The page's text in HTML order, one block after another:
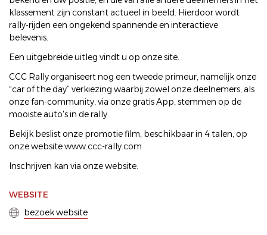
klassement zijn constant actueel in beeld. Hierdoor wordt
rally-rijden een ongekend spannende en interactieve
belevenis.
Een uitgebreide uitleg vindt u op onze site.
CCC Rally organiseert nog een tweede primeur, namelijk onze
“car of the day” verkiezing waarbij zowel onze deelnemers, als
onze fan-community, via onze gratis App, stemmen op de
mooiste auto's in de rally.
Bekijk beslist onze promotie film, beschikbaar in 4 talen, op
onze website www.ccc-rally.com
Inschrijven kan via onze website.
WEBSITE
bezoek website